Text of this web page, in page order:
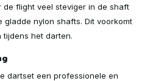
flight veel steviger in de shaft
gladde nylon shafts. Dit voorkomt
het darten.
dartset een professionele en